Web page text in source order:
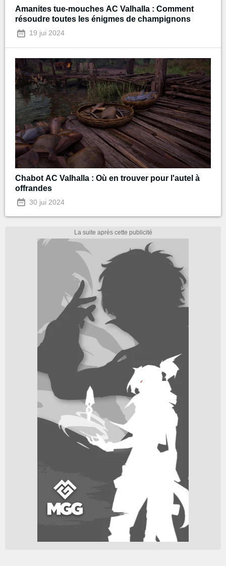
Amanites tue-mouches AC Valhalla : Comment
résoudre toutes les énigmes de champignons
19 jui 2024
Chabot AC Valhalla : Où en trouver pour l'autel à
offrandes
30 jui 2024